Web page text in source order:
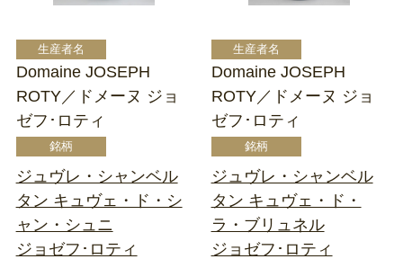
Domaine JOSEPH
ROTY／ドメーヌ ジョ
ゼフ･ロティ
ジュヴレ・シャンベル
タン キュヴェ・ド・シ
ャン・シュニ
ジョゼフ･ロティ
Domaine JOSEPH
ROTY／ドメーヌ ジョ
ゼフ･ロティ
ジュヴレ・シャンベル
タン キュヴェ・ド・
ラ・ブリュネル
ジョゼフ･ロティ